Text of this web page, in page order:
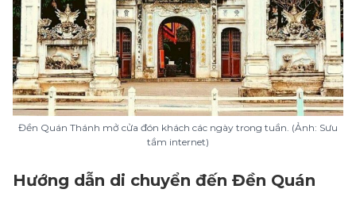
Đền Quán Thánh mở cửa đón khách các ngày trong tuần. (Ảnh: Sưu
tầm internet)
Hướng dẫn di chuyển đến Đền Quán